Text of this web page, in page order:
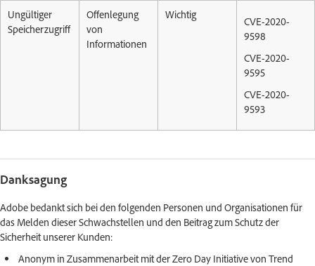
Ungültiger
Speicherzugriff
Offenlegung
von
Informationen
Wichtig
CVE-2020-
9598
CVE-2020-
9595
CVE-2020-
9593
Danksagung
Adobe bedankt sich bei den folgenden Personen und Organisationen für
das Melden dieser Schwachstellen und den Beitrag zum Schutz der
Sicherheit unserer Kunden:
Anonym in Zusammenarbeit mit der Zero Day Initiative von Trend